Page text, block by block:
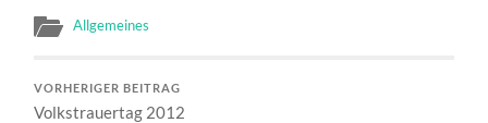
Allgemeines
VORHERIGER BEITRAG
Volkstrauertag 2012